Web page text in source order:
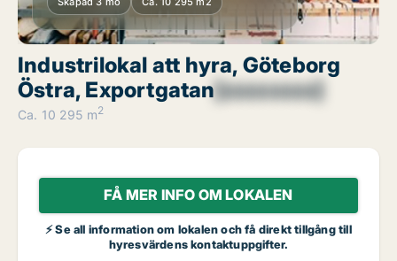
Industrilokal att hyra, Göteborg
Östra, Exportgatan[xxxxxxxx]
Ca. 10 295 m2
FÅ MER INFO OM LOKALEN
⚡ Se all information om lokalen och få direkt tillgång till
hyresvärdens kontaktuppgifter.